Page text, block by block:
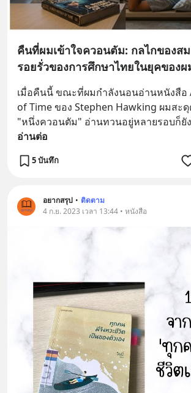
คืนที่ผมเข้าใจควอนตัม: กลไกของส
รอยรั่วของการศึกษาไทยในยุคของผ
เมื่อคืนนี้ ขณะที่ผมกำลังนอนอ่านหนังสือ
of Time ของ Stephen Hawking ผมสะ
"หนึ่งควอนตัม" อ่านทวนอยู่หลายรอบก็ยั
อ่านต่อ
5 บันทึก
อยากสรุป • ติดตาม
4 ก.ย. 2023 เวลา 13:44 • หนังสือ